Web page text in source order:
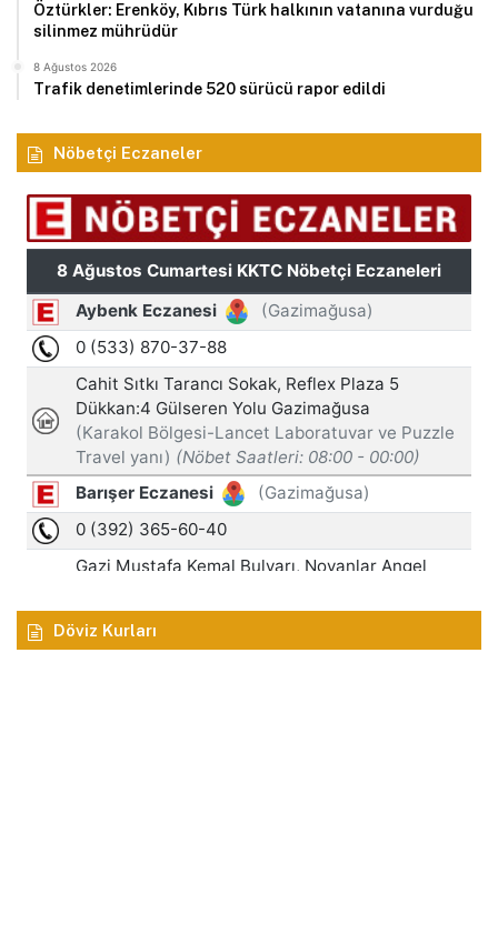
Öztürkler: Erenköy, Kıbrıs Türk halkının vatanına vurduğu
silinmez mührüdür
8 Ağustos 2026
Trafik denetimlerinde 520 sürücü rapor edildi
Nöbetçi Eczaneler
Döviz Kurları